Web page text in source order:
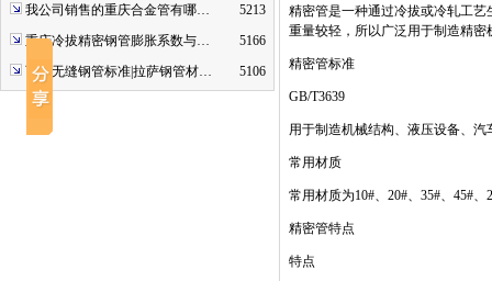
我公司销售的重庆合金管有哪…
5213
重庆冷拔精密钢管膨胀系数与…
5166
西藏无缝钢管标准|拉萨钢管材…
5106
精密管是一种通过冷拔或冷轧工
重量较轻，所以广泛用于制造精
精密管标准
GB/T3639
用于制造机械结构、液压设备、汽
常用材质
常用材质为10#、 20#、 35#、 45#、
精密管特点
特点